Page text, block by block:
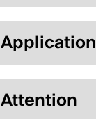
Application
Attention